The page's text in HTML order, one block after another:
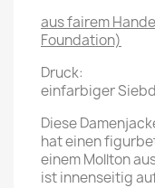
aus fairem
Foundation)
Druck:
einfarbiger
Diese
hat einen
einem Mollton
ist innenseitig